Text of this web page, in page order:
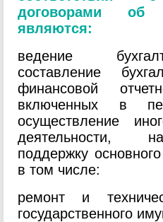
договорами об
являются:
ведение
составление
финансовой
включенных в
осуществление
деятельности,
поддержку
в том числе:
ремонт и
государственного